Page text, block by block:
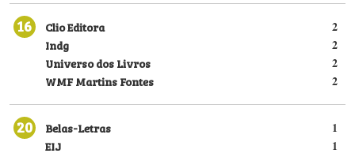
16 2
Clio Editora
2
Indg
2
Universo dos Livros
2
WMF Martins Fontes
20 1
Belas-Letras
1
EIJ